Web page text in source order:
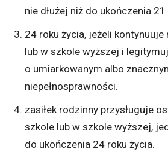
nie dłużej niż do ukończenia
24 roku życia, jeżeli kontynuuje
lub w szkole wyższej i
o umiarkowanym albo
niepełnosprawności.
zasiłek rodzinny przysługuje
szkole lub w szkole wyższej,
do ukończenia 24 roku życia.